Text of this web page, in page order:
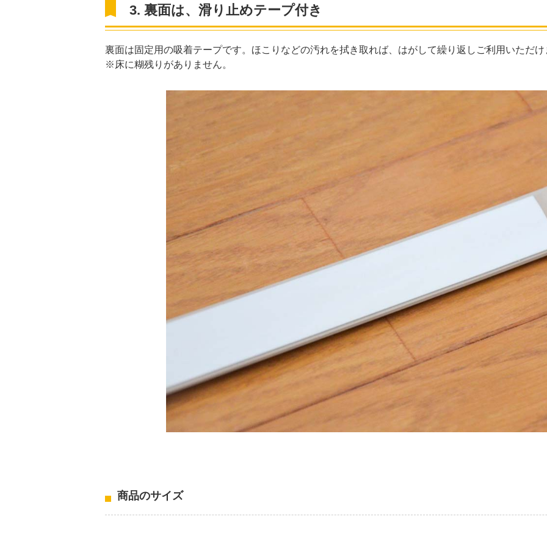
3. 裏面は、滑り止めテープ付き
裏面は固定用の吸着テープです。ほこりなどの汚れを拭き取れば、はがして繰り返しご利用いただけ
※床に糊残りがありません。
商品のサイズ